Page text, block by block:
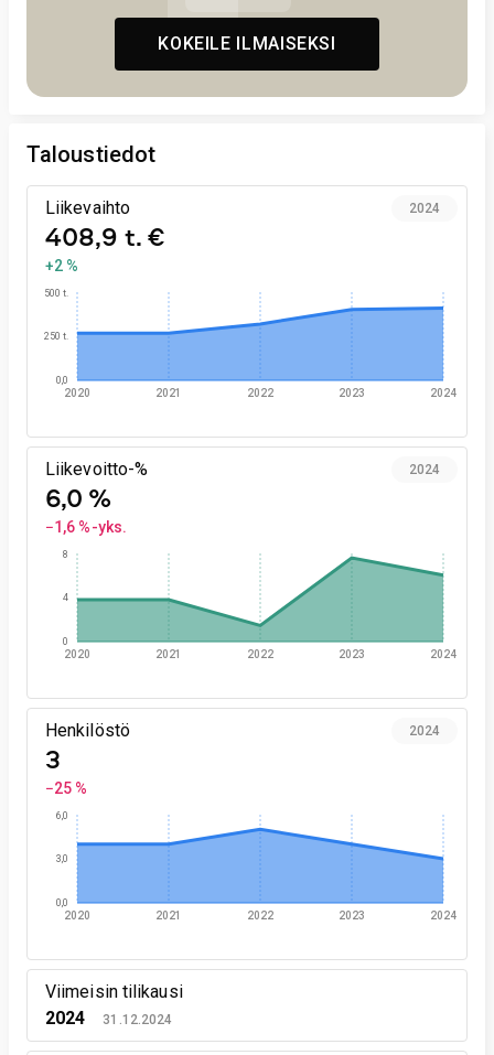
KOKEILE ILMAISEKSI
Taloustiedot
Liikevaihto
408,9 t. €
+2 %
2024
2020 2021 2022 2023 2024
0,0
250 t.
500 t.
Liikevoitto-%
6,0 %
−1,6 %-yks.
2024
2020 2021 2022 2023 2024
0
4
8
Henkilöstö
3
−25 %
2024
2020 2021 2022 2023 2024
0,0
3,0
6,0
Viimeisin tilikausi
2024
31.12.2024